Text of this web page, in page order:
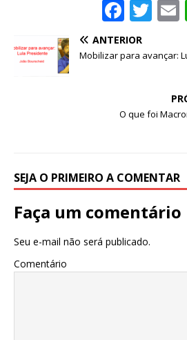
F
a
c
o
T
it
ANTERIOR
Mobilizar para avançar:
O que foi
SEJA O PRIMEIRO A COMENTAR
Faça um comentário
Seu e-mail não será publicado.
Comentário